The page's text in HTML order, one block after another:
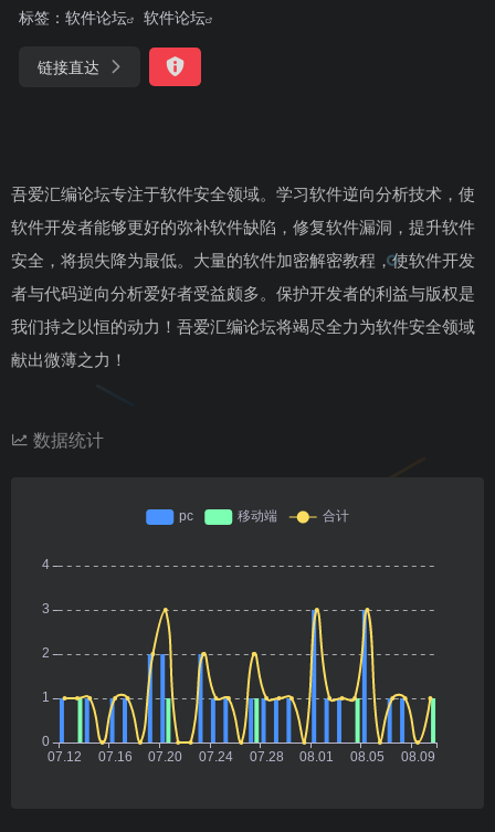
标签： 软件论坛 软件论坛
链接直达
吾爱汇编论坛专注于软件安全领域。学习软件逆向分析技术，使
软件开发者能够更好的弥补软件缺陷，修复软件漏洞，提升软件
安全，将损失降为最低。大量的软件加密解密教程，使软件开发
者与代码逆向分析爱好者受益颇多。保护开发者的利益与版权是
我们持之以恒的动力！吾爱汇编论坛将竭尽全力为软件安全领域
献出微薄之力！
数据统计